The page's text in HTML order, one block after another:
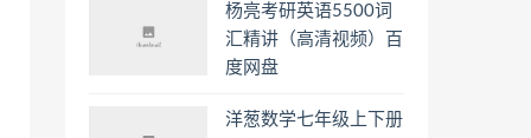
杨亮考研英语5500词
汇精讲（高清视频）百
度网盘
洋葱数学七年级上下册